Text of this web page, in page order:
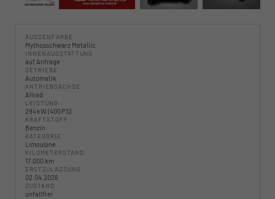
AUSSENFARBE
Mythosschwarz Metallic
INNENAUSSTATTUNG
auf Anfrage
GETRIEBE
Automatik
ANTRIEBSACHSE
Allrad
LEISTUNG
294 kW (400 PS)
KRAFTSTOFF
Benzin
KATEGORIE
Limousine
KILOMETERSTAND
17.000 km
ERSTZULASSUNG
02.04.2026
ZUSTAND
unfallfrei